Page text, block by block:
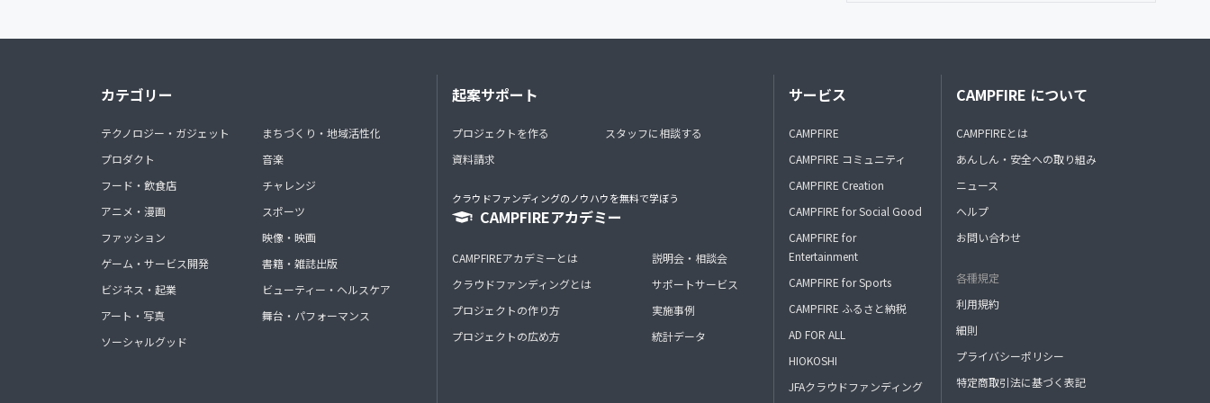
カテゴリー
テクノロジー・ガジェット
プロダクト
フード・飲食店
アニメ・漫画
ファッション
ゲーム・サービス開発
ビジネス・起業
アート・写真
ソーシャルグッド
まちづくり・地域活性化
音楽
チャレンジ
スポーツ
映像・映画
書籍・雑誌出版
ビューティー・ヘルスケア
舞台・パフォーマンス
起案サポート
プロジェクトを作る
資料請求
スタッフに相談する
クラウドファンディングのノウハウを無料で学ぼう
CAMPFIREアカデミー
CAMPFIREアカデミーとは
クラウドファンディングとは
プロジェクトの作り方
プロジェクトの広め方
説明会・相談会
サポートサービス
実施事例
統計データ
サービス
CAMPFIRE
CAMPFIRE コミュニティ
CAMPFIRE Creation
CAMPFIRE for Social Good
CAMPFIRE for
Entertainment
CAMPFIRE for Sports
CAMPFIRE ふるさと納税
AD FOR ALL
HIOKOSHI
JFAクラウドファンディング
CAMPFIRE について
CAMPFIREとは
あんしん・安全への取り組み
ニュース
ヘルプ
お問い合わせ
各種規定
利用規約
細則
プライバシーポリシー
特定商取引法に基づく表記